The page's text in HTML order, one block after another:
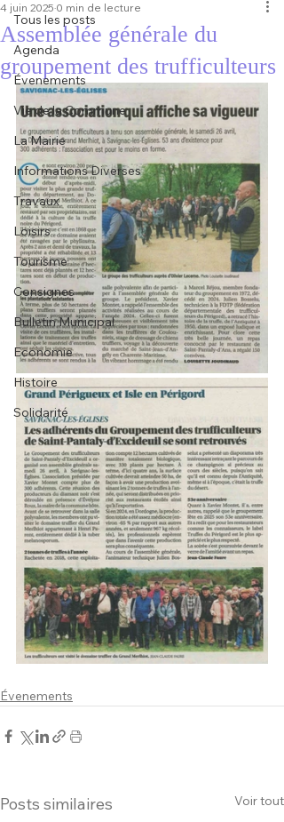
Tous les posts
Agenda
Évenements
Vie de la Commune
La Mairie
Informations Diverses
Travaux
Loisirs
Tourisme
Consignes
Bulletin Municipal
Economie
Histoire
Solidarité
Assemblée générale du
groupement des trufficulteurs
4 juin 2025 0 min de lecture
Évenements
Posts similaires Voir tout